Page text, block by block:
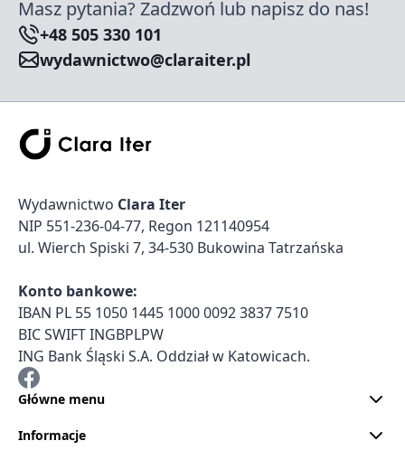
Masz pytania? Zadzwoń lub napisz do nas!
+48 505 330 101
wydawnictwo@claraiter.pl
Wydawnictwo Clara Iter
NIP 551-236-04-77, Regon 121140954
ul. Wierch Spiski 7, 34-530 Bukowina Tatrzańska
Konto bankowe:
IBAN PL 55 1050 1445 1000 0092 3837 7510
BIC SWIFT INGBPLPW
ING Bank Śląski S.A. Oddział w Katowicach.
Główne menu
Informacje